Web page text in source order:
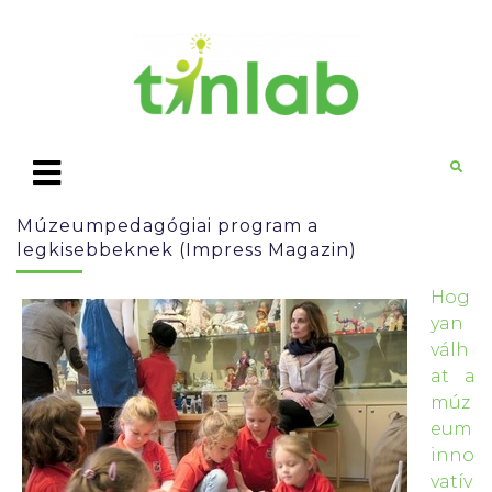
Múzeumpedagógiai program a
legkisebbeknek (Impress Magazin)
Hog
yan
válh
at a
múz
eum
inno
vatív